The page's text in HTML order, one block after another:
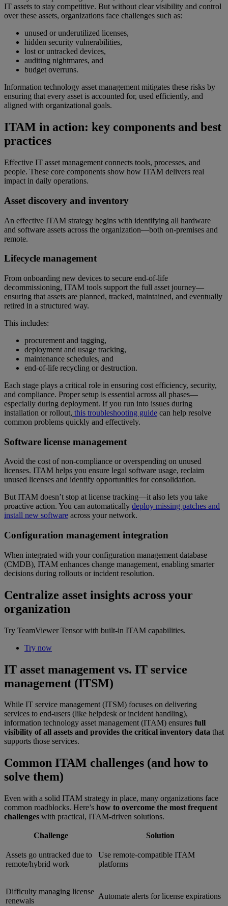
IT assets to stay competitive. But without clear visibility and control
over these assets, organizations face challenges such as:
unused or underutilized licenses,
hidden security vulnerabilities,
lost or untracked devices,
auditing nightmares, and
budget overruns.
Information technology asset management mitigates these risks by
ensuring that every asset is accounted for, used efficiently, and
aligned with organizational goals.
ITAM in action: key components and best
practices
Effective IT asset management connects tools, processes, and
people. These core components show how ITAM delivers real
impact in daily operations.
Asset discovery and inventory
An effective ITAM strategy begins with identifying all hardware
and software assets across the organization—both on-premises and
remote.
Lifecycle management
From onboarding new devices to secure end-of-life
decommissioning, ITAM tools support the full asset journey—
ensuring that assets are planned, tracked, maintained, and eventually
retired in a structured way.
This includes:
procurement and tagging,
deployment and usage tracking,
maintenance schedules, and
end-of-life recycling or destruction.
Each stage plays a critical role in ensuring cost efficiency, security,
and compliance. Proper setup is essential across all phases—
especially during deployment. If you run into issues during
installation or rollout, this troubleshooting guide can help resolve
common problems quickly and effectively.
Software license management
Avoid the cost of non-compliance or overspending on unused
licenses. ITAM helps you ensure legal software usage, reclaim
unused licenses and identify opportunities for consolidation.
But ITAM doesn’t stop at license tracking—it also lets you take
proactive action. You can automatically deploy missing patches and
install new software across your network.
Configuration management integration
When integrated with your configuration management database
(CMDB), ITAM enhances change management, enabling smarter
decisions during rollouts or incident resolution.
Centralize asset insights across your
organization
Try TeamViewer Tensor with built-in ITAM capabilities.
Try now
IT asset management vs. IT service
management (ITSM)
While IT service management (ITSM) focuses on delivering
services to end-users (like helpdesk or incident handling),
information technology asset management (ITAM) ensures full
visibility of all assets and provides the critical inventory data that
supports those services.
Common ITAM challenges (and how to
solve them)
Even with a solid ITAM strategy in place, many organizations face
common roadblocks. Here’s how to overcome the most frequent
challenges with practical, ITAM-driven solutions.
Challenge Solution
Assets go untracked due to
remote/hybrid work
Use remote-compatible ITAM
platforms
Difficulty managing license
renewals
Automate alerts for license expirations